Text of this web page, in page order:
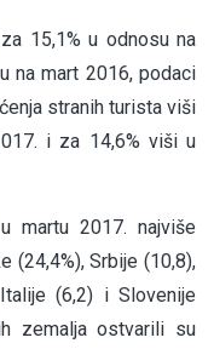
15,1% u odnosu na
na mart 2016, podaci
stranih turista viši
i za 14,6% viši u
martu 2017. najviše
(24,4%), Srbije (10,8),
(6,2) i Slovenije
zemalja ostvarili su